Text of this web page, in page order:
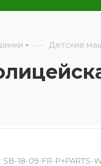
— Детские
SB-18-09-FR-P+PARTS-